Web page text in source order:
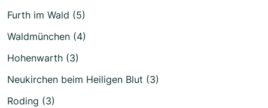
Furth im Wald (5)
Waldmünchen (4)
Hohenwarth (3)
Neukirchen beim Heiligen Blut (3)
Roding (3)